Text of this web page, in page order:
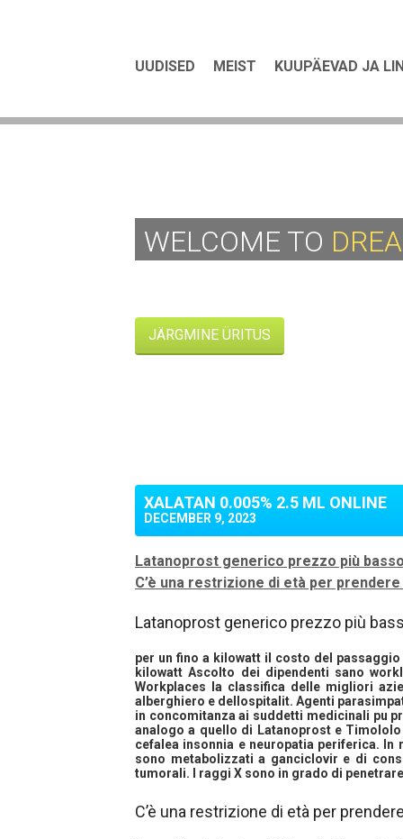
UUDISED MEIST KUUPÄEVAD JA
WELCOME TO
JÄRGMINE ÜRITUS
XALATAN 0.005% 2.5 ML ONLINE
DECEMBER 9, 2023
Latanoprost generico prezzo più
C’è una restrizione di età per
Latanoprost generico prezzo più
per unfino a kilowatt il costo del
kilowatt Ascolto dei dipendenti sano
Workplaces la classifica delle migliori
alberghiero e dellospitalit. Agenti
in concomitanza ai suddetti medicinali pu
analogo a quello di Latanoprost e
cefalea insonnia e neuropatia periferica.
sono metabolizzati a ganciclovir e di
tumorali. I raggi X sono in grado di
C’è una restrizione di età per